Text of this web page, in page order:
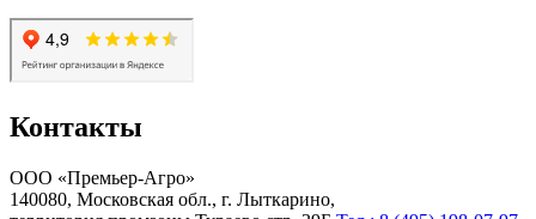
Контакты
ООО «Премьер-Агро»
140080, Московская обл., г. Лыткарино,